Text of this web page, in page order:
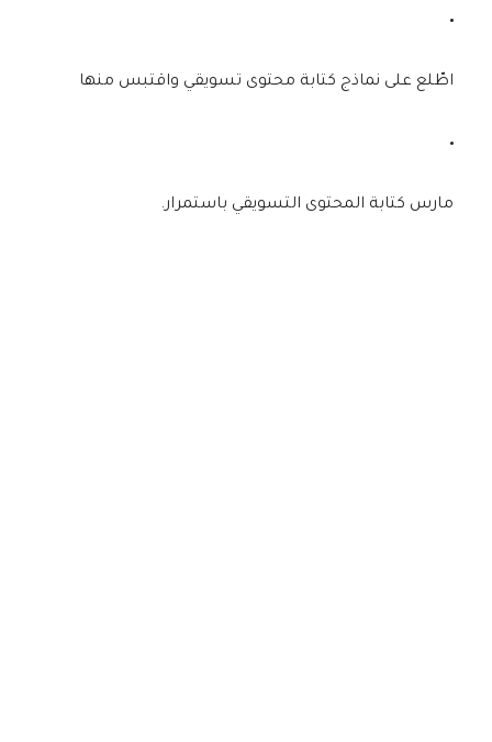
اطّلع على نماذج كتابة محتوى تسويقي واقتبس منها
مارس كتابة المحتوى التسويقي باستمرار.